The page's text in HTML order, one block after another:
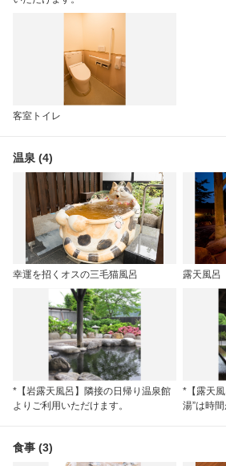
客室トイレ
温泉 (4)
幸運を招くオスの三毛猫風呂 露天風呂
*【岩露天風呂】隣接の日帰り温泉館
よりご利用いただけます。
*【露天
湯”は時
食事 (3)